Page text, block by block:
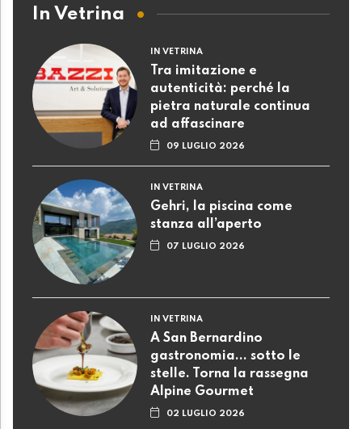
In Vetrina
IN VETRINA
Tra imitazione e
autenticità: perché la
pietra naturale continua
ad affascinare
09 LUGLIO 2026
IN VETRINA
Gehri, la piscina come
stanza all’aperto
07 LUGLIO 2026
IN VETRINA
A San Bernardino
gastronomia... sotto le
stelle. Torna la rassegna
Alpine Gourmet
02 LUGLIO 2026